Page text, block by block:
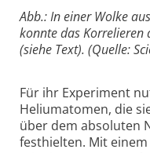
Abb.: In einer Wolke
konnte das Korrelieren
(siehe Text). (Quelle:
Für ihr Experiment
Heliumatomen, die
über dem absoluten
festhielten. Mit